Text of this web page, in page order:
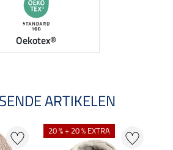
Oekotex®
ARTIKELEN
20 % + 20 % EXTRA